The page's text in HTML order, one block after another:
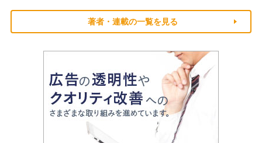
著者・連載の一覧を見る